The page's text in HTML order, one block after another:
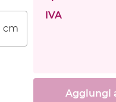
cm
IVA
Aggiungi